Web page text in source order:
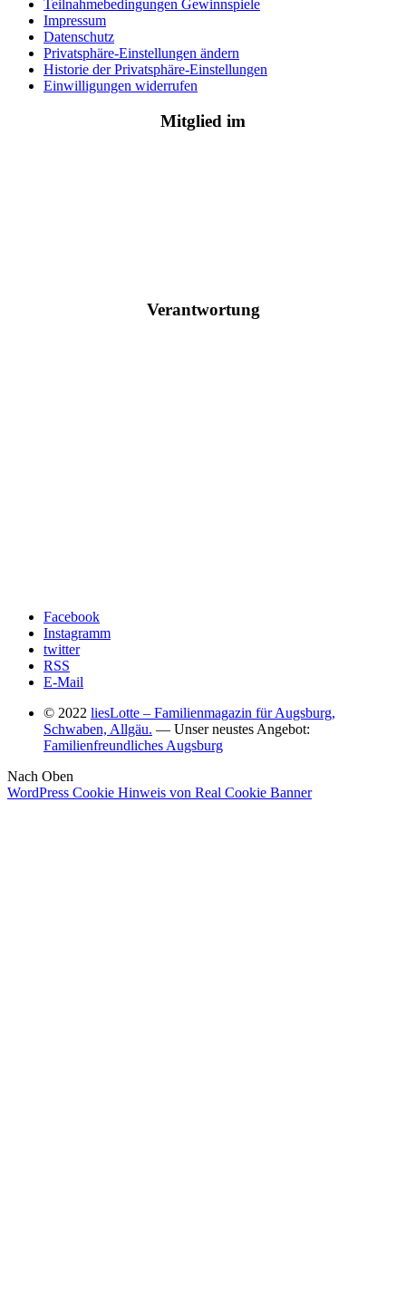
Teilnahmebedingungen Gewinnspiele
Impressum
Datenschutz
Privatsphäre-Einstellungen ändern
Historie der Privatsphäre-Einstellungen
Einwilligungen widerrufen
Mitglied im
Verantwortung
Facebook
Instagramm
twitter
RSS
E-Mail
© 2022 liesLotte – Familienmagazin für Augsburg,
Schwaben, Allgäu. — Unser neustes Angebot:
Familienfreundliches Augsburg
Nach Oben
WordPress Cookie Hinweis von Real Cookie Banner